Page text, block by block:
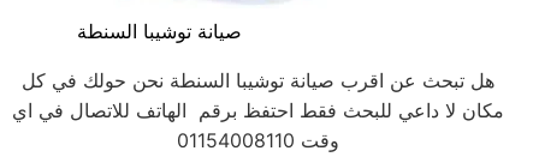
صيانة توشيبا السنطة
هل تبحث عن اقرب صيانة توشيبا السنطة نحن حولك في كل
مكان لا داعي للبحث فقط احتفظ برقم الهاتف للاتصال في اي
وقت 01154008110